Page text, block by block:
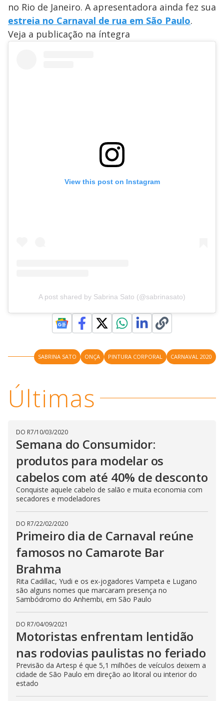
no Rio de Janeiro. A apresentadora ainda fez sua
estreia no Carnaval de rua em São Paulo.
Veja a publicação na íntegra
View this post on Instagram
A post shared by Sabrina Sato (@sabrinasato)
SABRINA SATO ONÇA PINTURA CORPORAL CARNAVAL 2020
Últimas
DO R7/10/03/2020
Semana do Consumidor:
produtos para modelar os
cabelos com até 40% de desconto
Conquiste aquele cabelo de salão e muita economia com
secadores e modeladores
DO R7/22/02/2020
Primeiro dia de Carnaval reúne
famosos no Camarote Bar
Brahma
Rita Cadillac, Yudi e os ex-jogadores Vampeta e Lugano
são alguns nomes que marcaram presença no
Sambódromo do Anhembi, em São Paulo
DO R7/04/09/2021
Motoristas enfrentam lentidão
nas rodovias paulistas no feriado
Previsão da Artesp é que 5,1 milhões de veículos deixem a
cidade de São Paulo em direção ao litoral ou interior do
estado